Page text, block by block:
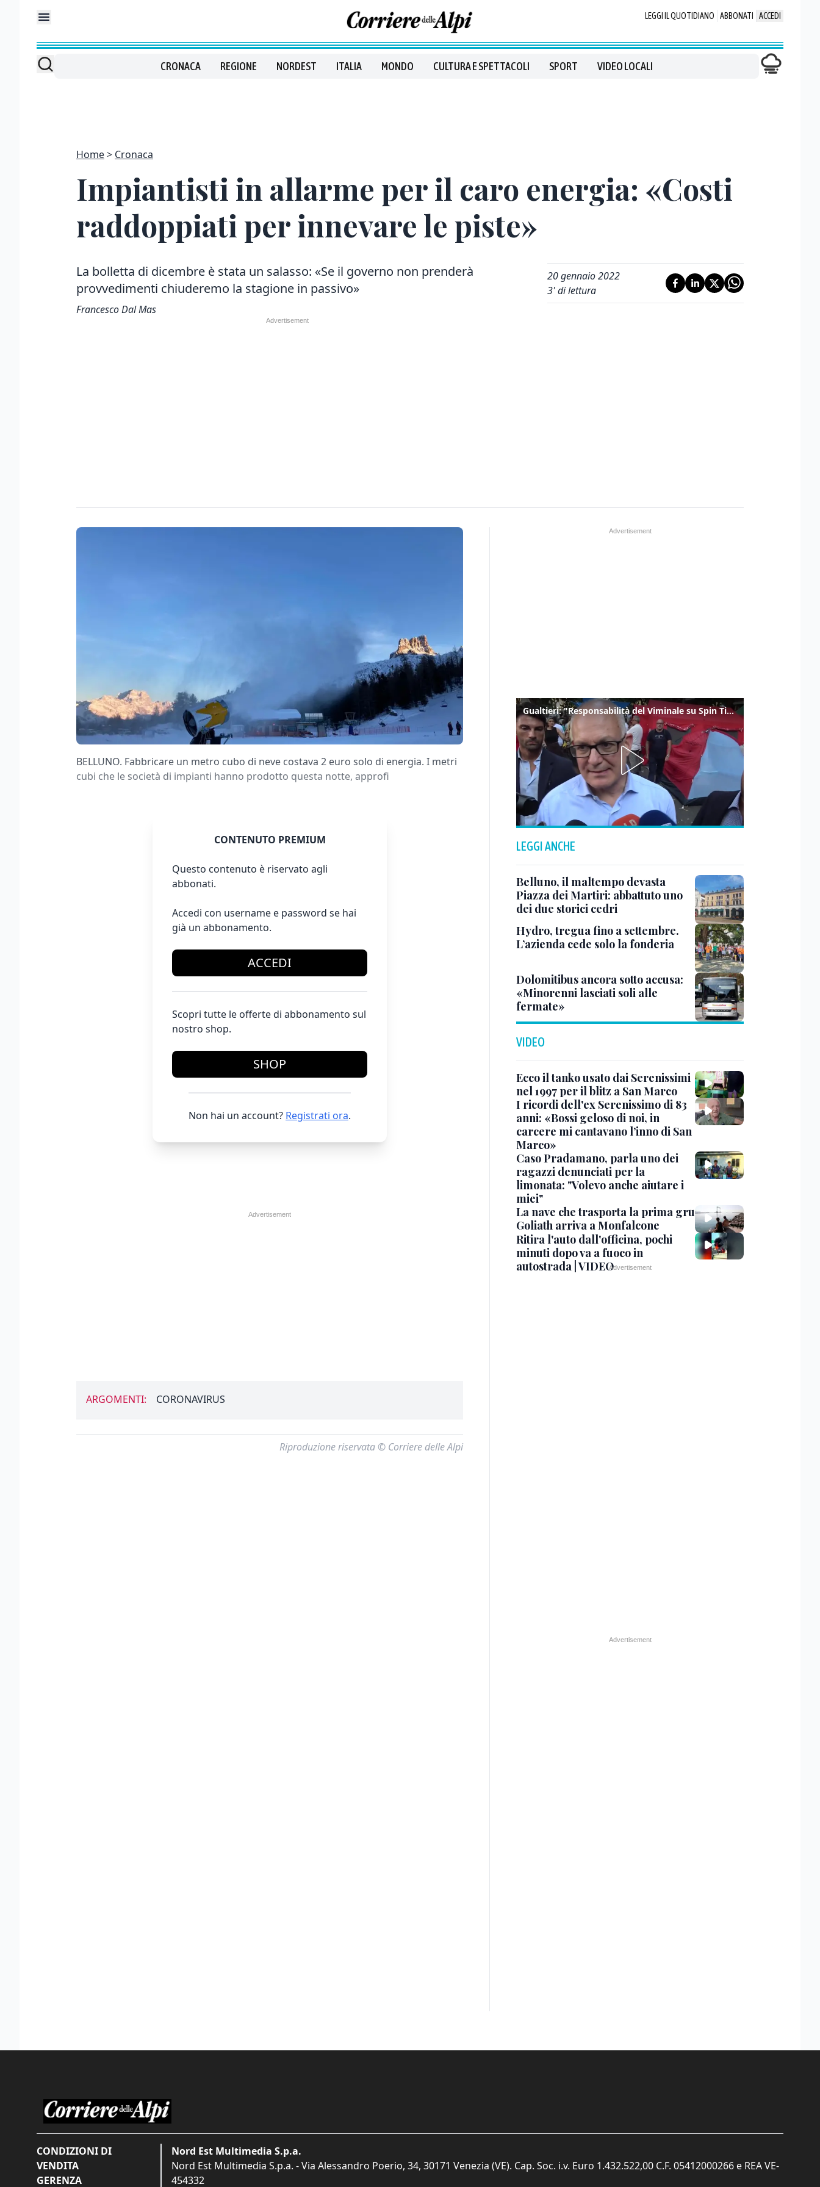
LEGGI IL QUOTIDIANO ABBONATI ACCEDI
CRONACA REGIONE NORDEST ITALIA MONDO CULTURA E SPETTACOLI SPORT VIDEO LOCALI
Home Cronaca
Impiantisti in allarme per il caro energia: «Costi
raddoppiati per innevare le piste»
La bolletta di dicembre è stata un salasso: «Se il governo non prenderà
provvedimenti chiuderemo la stagione in passivo»
Francesco Dal Mas
20 gennaio 2022
3' di lettura
BELLUNO. Fabbricare un metro cubo di neve costava 2 euro solo di energia. I metri
cubi che le società di impianti hanno prodotto questa notte, approfi
CONTENUTO PREMIUM
Questo contenuto è riservato agli
abbonati.
Accedi con username e password se hai
già un abbonamento.
ACCEDI
Scopri tutte le offerte di abbonamento sul
nostro shop.
SHOP
Non hai un account? Registrati ora.
ARGOMENTI: CORONAVIRUS
Riproduzione riservata © Corriere delle Alpi
Gualtieri: "Responsabilità del Viminale su Spin Time? La posizione dei partiti è nota"
LEGGI ANCHE
Belluno, il maltempo devasta
Piazza dei Martiri: abbattuto uno
dei due storici cedri
Hydro, tregua fino a settembre.
L’azienda cede solo la fonderia
Dolomitibus ancora sotto accusa:
«Minorenni lasciati soli alle
fermate»
VIDEO
Ecco il tanko usato dai Serenissimi
nel 1997 per il blitz a San Marco
I ricordi dell'ex Serenissimo di 83
anni: «Bossi geloso di noi, in
carcere mi cantavano l’inno di San
Marco»
Caso Pradamano, parla uno dei
ragazzi denunciati per la
limonata: "Volevo anche aiutare i
miei"
La nave che trasporta la prima gru
Goliath arriva a Monfalcone
Ritira l'auto dall'officina, pochi
minuti dopo va a fuoco in
autostrada | VIDEO
CONDIZIONI DI
VENDITA
GERENZA
Nord Est Multimedia S.p.a.
Nord Est Multimedia S.p.a. - Via Alessandro Poerio, 34, 30171 Venezia (VE). Cap. Soc. i.v. Euro 1.432.522,00 C.F. 05412000266 e REA VE-
454332